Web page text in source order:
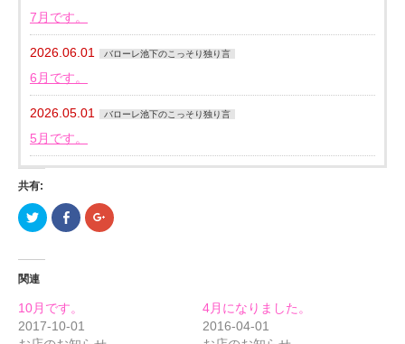
7月です。
2026.06.01 バローレ池下のこっそり独り言
6月です。
2026.05.01 バローレ池下のこっそり独り言
5月です。
共有:
ク
リ
し
共
有
(新
し
Facebook
で
リ
ッ
ク
ク
リ
関連
10月です。
2017-10-01
4月になりました。
2016-04-01